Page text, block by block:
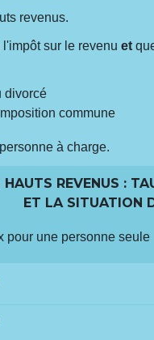
revenus.
l'impôt sur le revenuet
divorcé
commune
à charge.
REVENUS :
ET LA SITUATION
pour une personne seule